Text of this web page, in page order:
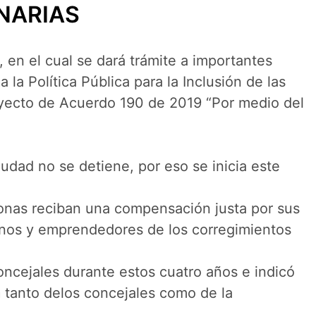
el cual se dará trámite a importantes
la Política Pública para la Inclusión de las
de Acuerdo 190 de 2019 “Por medio del
no se detiene, por eso se inicia este
reciban una compensación justa por sus
y emprendedores de los corregimientos
durante estos cuatro años e indicó
delos concejales como de la